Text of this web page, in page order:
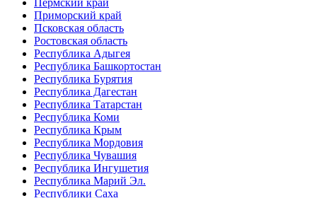
Пермский край
Приморский край
Псковская область
Ростовская область
Республика Адыгея
Республика Башкортостан
Республика Бурятия
Республика Дагестан
Республика Татарстан
Республика Коми
Республика Крым
Республика Мордовия
Республика Чувашия
Республика Ингушетия
Республика Марий Эл.
Республики Саха